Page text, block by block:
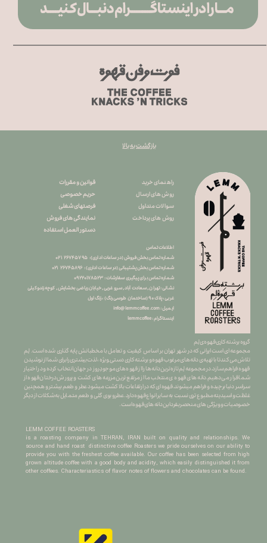
گروه برشته کاری قهوه ی لِم
​​​​​​​مجموعه ای است ایرانی که در شهر تهران بر اساس کیفیت و تعامل با مخطبانش پایه گذاری شده است. لِم
تلاش می کند تا با تهیه ی دانه های مرغوب قهوه و برشته کاری دستی ِ ویژه ، لذت بیشتری را برای شما از نوشیدن
قهوه فراهم سازد.در مجموعه لِم تازه ترین دانه ها را از قهوه های موجودِ روز در جهان انتخاب کرده و در اختیار
شما قرار می دهیم.دانه های قهوه ی منتخب ما از مرتفع ترین مزرعه های کشت و پرورش درختان قهوه از
سراسر دنیا برچیده و فراهم میشوند.قهوه ای که در ارتفاعات بالا کشت میشود عطر و طعم بیشتر و همچنین
غلظت و اسیدیته مطبوع تری نسبت به سایر انواع قهوه دارد.عطرو بوی گلی و طعم متمایل به شکلات از دیگر
خصوصیات و ویژگی های منحصربفرد این دانه های قهوه است.
LEMM COFFEE ROASTERS
is a roasting company in TEHRAN, IRAN built on quality and relationships. We
source and hand roast distinctive coffee Roasters we pride ourselves on our ability to
provide you with the freshest coffee available. Our coffee has been selected from high
grown altitude coffee with a good body and acidity, which easily distinguished it from
other coffees. Characteriastics of flavor notes of flowers and chocolates can be found.
راهنمای خرید
روش های ارسال
سوالات متداول
روش های پرداخت
قوانین و مقررات
حریم خصوصی
فرصتهای شغلی
نمایندگی های فروش
دستور العمل استفاده
اطلاعات تماس
شماره تماس بخش فروش (در ساعات اداری): ۲۶۷۴۵۷۹۵ ۰۲۱
شماره تماس بخش پشتیبانی (در ساعات اداری) : ۲۶۷۴۵۸۹۶ ۰۲۱
شماره تماس برای پیگیری سفارشات : ۰۹۲۲۰۱۷۸۵۲۳
نشانی : تهران , سعادت آباد , سرو غربی , خیابان ریاضی بخشایش , کوچه زندوکیلی
غربی ، پلاک ۹۰ (ساختمان طوسی رنگ) ، زنگ اول
info@lemmcoffee.com : ایمیل
lemmcoffee : اینستاگرام
بازگشت به بالا